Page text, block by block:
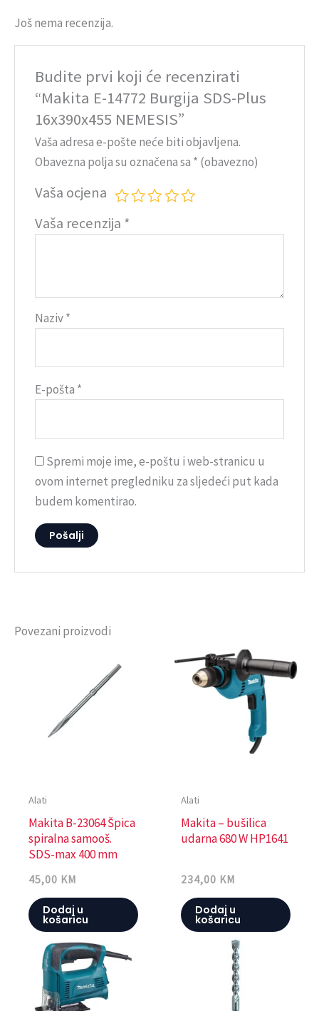
Još nema recenzija.
Budite prvi koji će recenzirati
“Makita E-14772 Burgija SDS-Plus
16x390x455 NEMESIS”
Vaša adresa e-pošte neće biti objavljena.
Obavezna polja su označena sa * (obavezno)
Vaša ocjena
Vaša recenzija *
Naziv*
E-pošta *
Spremi moje ime, e-poštu i web-stranicu u
ovom internet pregledniku za sljedeći put kada
budem komentirao.
Povezani proizvodi
Alati
Makita B-23064 Špica
spiralna samooš.
SDS-max 400 mm
45,00 KM
Dodaj u
košaricu
Alati
Makita – bušilica
udarna 680 W HP1641
234,00 KM
Dodaj u
košaricu